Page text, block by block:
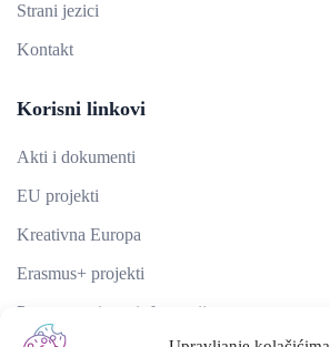
Strani jezici
Kontakt
Korisni linkovi
Akti i dokumenti
EU projekti
Kreativna Europa
Erasmus+ projekti
​​​​​​​Pravo na pristup informacijama